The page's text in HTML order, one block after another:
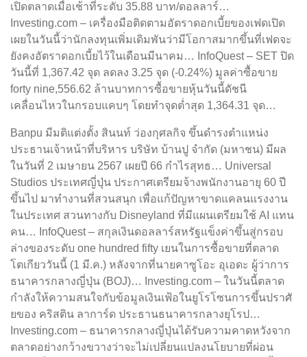
เปิดตลาดเมื่อเช้าที่ระดับ 35.88 บาท/ดอลลาร์…
Investing.com – เครื่องมือติดตามอัตราดอกเบี้ยของเฟดเปิด
เผยในวันนี้ว่านักลงทุนเพิ่มเดิมพันว่ามีโอกาสมากขึ้นที่เฟดจะ
ยังคงอัตราดอกเบี้ยไว้ในเดือนมีนาคม… InfoQuest – SET ปิด
วันนี้ที่ 1,367.42 จุด ลดลง 3.25 จุด (-0.24%) มูลค่าซื้อขาย
forty nine,556.62 ล้านบาทการซื้อขายหุ้นวันนี้ดัชนี
เคลื่อนไหวในกรอบแคบๆ โดยทำจุดต่ำสุด 1,364.31 จุด…
Banpu มีมติแต่งตั้ง สินนท์ ว่องกุศลกิจ ขึ้นดำรงตำแหน่ง
ประธานเจ้าหน้าที่บริหาร บริษัท บ้านปู จำกัด (มหาชน) มีผล
ในวันที่ 2 เมษายน 2567 เผยปี 66 กำไรสุทธ… Universal
Studios ประเทศญี่ปุ่น ประกาศเตรียมจ้างพนักงานอายุ 60 ปี
ขึ้นไป มาทำงานที่สวนสนุก เพื่อแก้ปัญหาขาดแคลนแรงงาน
ในประเทศ สวนทางกับ Disneyland ที่มีแผนเตรียมใช้ AI แทน
คน… InfoQuest – สกุลเงินดอลลาร์สหรัฐแข็งค่าขึ้นสู่กรอบ
ล่างของระดับ one hundred fifty เยนในการซื้อขายที่ตลาด
โตเกียววันนี้ (1 มี.ค.) หลังจากที่นายคาซูโอะ อุเอดะ ผู้ว่าการ
ธนาคารกลางญี่ปุ่น (BOJ)… Investing.com – ในวันนี้ตลาด
กำลังให้ความสนใจกับข้อมูลเงินเฟ้อในยูโรโซนการขึ้นปราศั
ยของ คริสติน ลาการ์ด ประธานธนาคารกลางยุโรป…
Investing.com – ธนาคารกลางญี่ปุ่นได้รับความคาดหวังจาก
ตลาดอย่างกว้างขวางว่าจะไม่เปลี่ยนแปลงนโยบายที่ผ่อน